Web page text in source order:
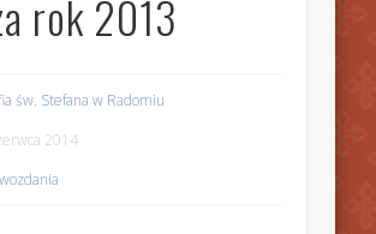
rok 2013
św. Stefana w Radomiu
2014